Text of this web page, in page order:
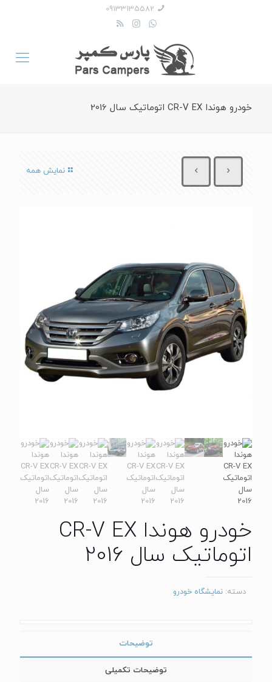
09133135582
خودرو هوندا CR-V EX اتوماتیک سال 2016
نمایش همه
خودرو هوندا CR-V EX
اتوماتیک سال 2016
دسته: نمایشگاه خودرو
توضیحات
توضیحات تکمیلی